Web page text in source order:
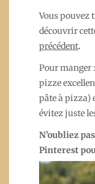
Vous pouvez
découvrir
précédent.
Pour manger :
pizze
pâte à pizza)
évitez juste
N’oubliez
Pinterest